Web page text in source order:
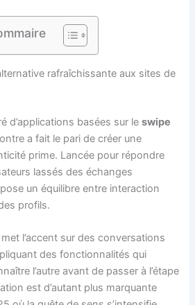
rafraîchissante aux sites de
d’applications basées sur leswipe
a fait le pari de créer une
prime. Lancée pour répondre
lassés des échanges
un équilibre entre interaction
profils.
met l’accent sur des conversations
des fonctionnalités qui
l’autre avant de passer à l’étape
est d’autant plus marquante